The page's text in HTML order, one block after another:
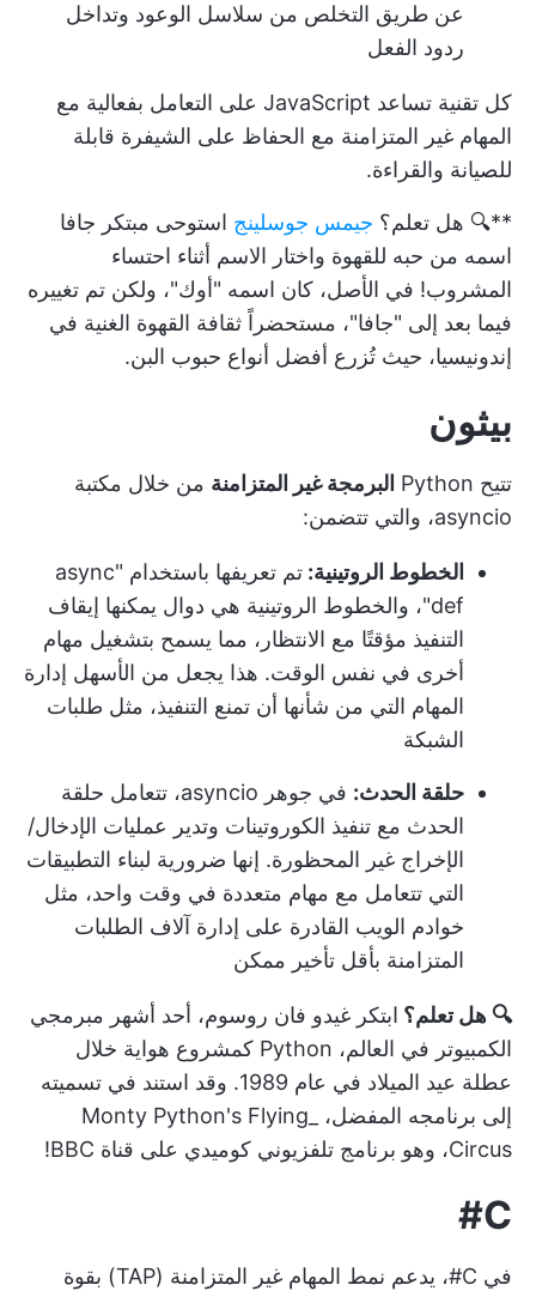
عن طريق التخلص من سلاسل الوعود وتداخل
ردود الفعل
كل تقنية تساعد JavaScript على التعامل بفعالية مع
المهام غير المتزامنة مع الحفاظ على الشيفرة قابلة
للصيانة والقراءة.
**🔍 هل تعلم؟ جيمس جوسلينج استوحى مبتكر جافا
اسمه من حبه للقهوة واختار الاسم أثناء احتساء
المشروب! في الأصل، كان اسمه "أوك"، ولكن تم تغييره
فيما بعد إلى "جافا"، مستحضراً ثقافة القهوة الغنية في
إندونيسيا، حيث تُزرع أفضل أنواع حبوب البن.
بيثون
تتيح Python البرمجة غير المتزامنة من خلال مكتبة
asyncio، والتي تتضمن:
الخطوط الروتينية:
تم تعريفها باستخدام "async
def"، والخطوط الروتينية هي دوال يمكنها إيقاف
التنفيذ مؤقتًا مع الانتظار، مما يسمح بتشغيل مهام
أخرى في نفس الوقت. هذا يجعل من الأسهل إدارة
المهام التي من شأنها أن تمنع التنفيذ، مثل طلبات
الشبكة
حلقة الحدث:
في جوهر asyncio، تتعامل حلقة
الحدث مع تنفيذ الكوروتينات وتدير عمليات الإدخال/
الإخراج غير المحظورة. إنها ضرورية لبناء التطبيقات
التي تتعامل مع مهام متعددة في وقت واحد، مثل
خوادم الويب القادرة على إدارة آلاف الطلبات
المتزامنة بأقل تأخير ممكن
🔍 هل تعلم؟ ابتكر غيدو فان روسوم، أحد أشهر مبرمجي
الكمبيوتر في العالم، Python كمشروع هواية خلال
عطلة عيد الميلاد في عام 1989. وقد استند في تسميته
إلى برنامجه المفضل، _Monty Python's Flying
Circus، وهو برنامج تلفزيوني كوميدي على قناة BBC!
C#
في C#، يدعم نمط المهام غير المتزامنة (TAP) بقوة